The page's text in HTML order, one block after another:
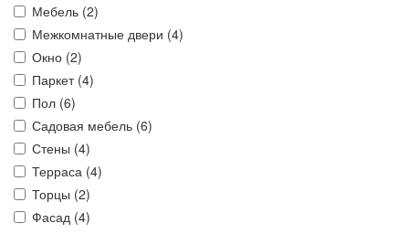
Мебель (2)
Межкомнатные двери (4)
Окно (2)
Паркет (4)
Пол (6)
Садовая мебель (6)
Стены (4)
Терраса (4)
Торцы (2)
Фасад (4)